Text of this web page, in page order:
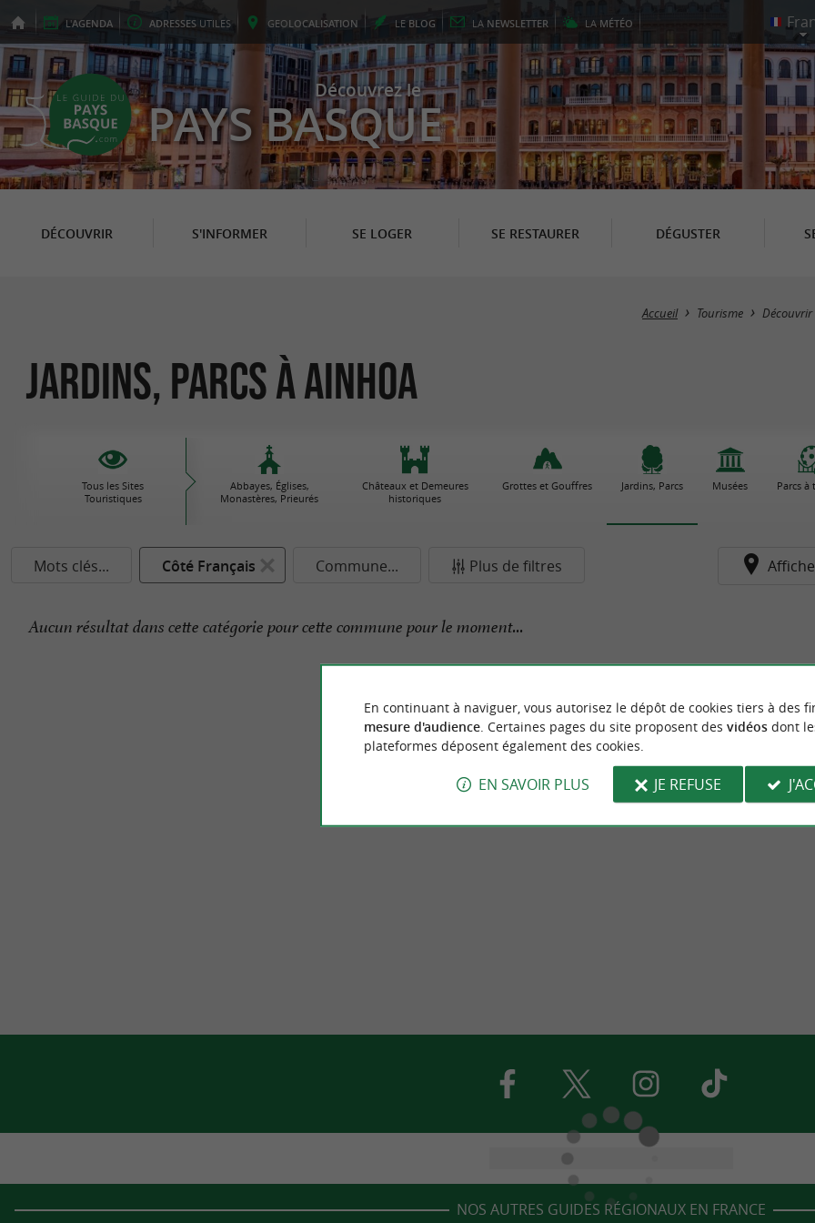
L'AGENDA ADRESSES UTILES GEOLOCALISATION LE BLOG LA NEWSLETTER LA MÉTÉO
Découvrez le
PAYS BASQUE
DÉCOUVRIR S'INFORMER SE LOGER SE RESTAURER DÉGUSTER
Accueil Tourisme Découvrir
Jardins, Parcs à Ainhoa
Tous les Sites
Touristiques
Abbayes, Églises,
Monastères, Prieurés
Châteaux et Demeures
historiques
Grottes et Gouffres Jardins, Parcs Musées Parcs à
Mots clés... Côté Français Commune... Plus de filtres
Aucun résultat dans cette catégorie pour cette commune pour le moment...
NOS AUTRES GUIDES RÉGIONAUX EN FRANCE
En continuant à naviguer, vous autorisez le dépôt de cookies tiers à des
mesure d'audience. Certaines pages du site proposent des vidéosdont
plateformes déposent également des cookies.
EN SAVOIR PLUS JE REFUSE